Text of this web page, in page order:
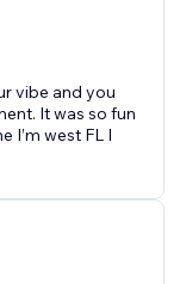
vibe and you
It was so fun
I’m west FL I